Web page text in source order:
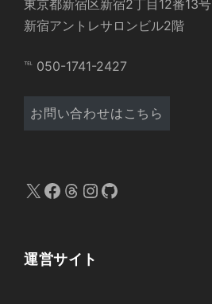
東京都新宿区新宿2丁目12番13号
新宿アントレサロンビル2階
℡ 050-1741-2427
お問い合わせはこちら
X Facebook Threads InstagramGitHub
運営サイト